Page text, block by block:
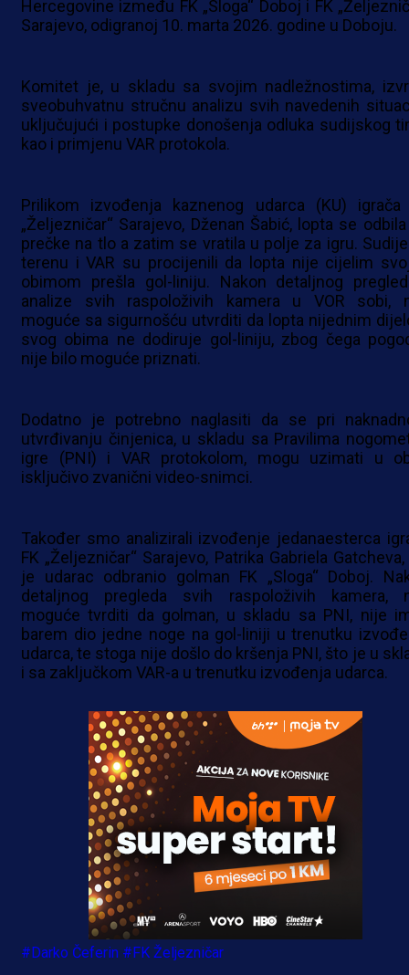
Hercegovine između FK „Sloga“ Doboj i FK
Sarajevo, odigranoj 10. marta 2026. godine u Doboju.
Komitet je, u skladu sa svojim nadležnostima,
sveobuhvatnu stručnu analizu svih navedenih
uključujući i postupke donošenja odluka sudijskog
kao i primjenu VAR protokola.
Prilikom izvođenja kaznenog udarca (KU) igrača
„Željezničar“ Sarajevo, Dženan Šabić, lopta se
prečke na tlo a zatim se vratila u polje za igru.
terenu i VAR su procijenili da lopta nije cijelim
obimom prešla gol-liniju. Nakon detaljnog
analize svih raspoloživih kamera u VOR sobi,
moguće sa sigurnošću utvrditi da lopta nijednim
svog obima ne dodiruje gol-liniju, zbog čega
nije bilo moguće priznati.
Dodatno je potrebno naglasiti da se pri
utvrđivanju činjenica, u skladu sa Pravilima
igre (PNI) i VAR protokolom, mogu uzimati u
isključivo zvanični video-snimci.
Također smo analizirali izvođenje jedanaesterca
FK „Željezničar“ Sarajevo, Patrika Gabriela
je udarac odbranio golman FK „Sloga“ Doboj.
detaljnog pregleda svih raspoloživih kamera,
moguće tvrditi da golman, u skladu sa PNI, nije
barem dio jedne noge na gol-liniji u trenutku
udarca, te stoga nije došlo do kršenja PNI, što je u
i sa zaključkom VAR-a u trenutku izvođenja udarca.
#Darko Čeferin #FK Željezničar